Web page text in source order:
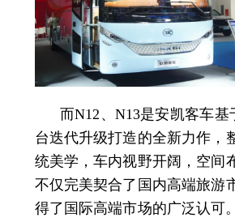
而N12、N13是安凯客车基
台迭代升级打造的全新力作，
统美学，车内视野开阔，空间
不仅完美契合了国内高端旅游
得了国际高端市场的广泛认可